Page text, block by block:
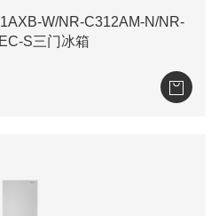
W/NR-C312AM-N/NR-
S三门冰箱